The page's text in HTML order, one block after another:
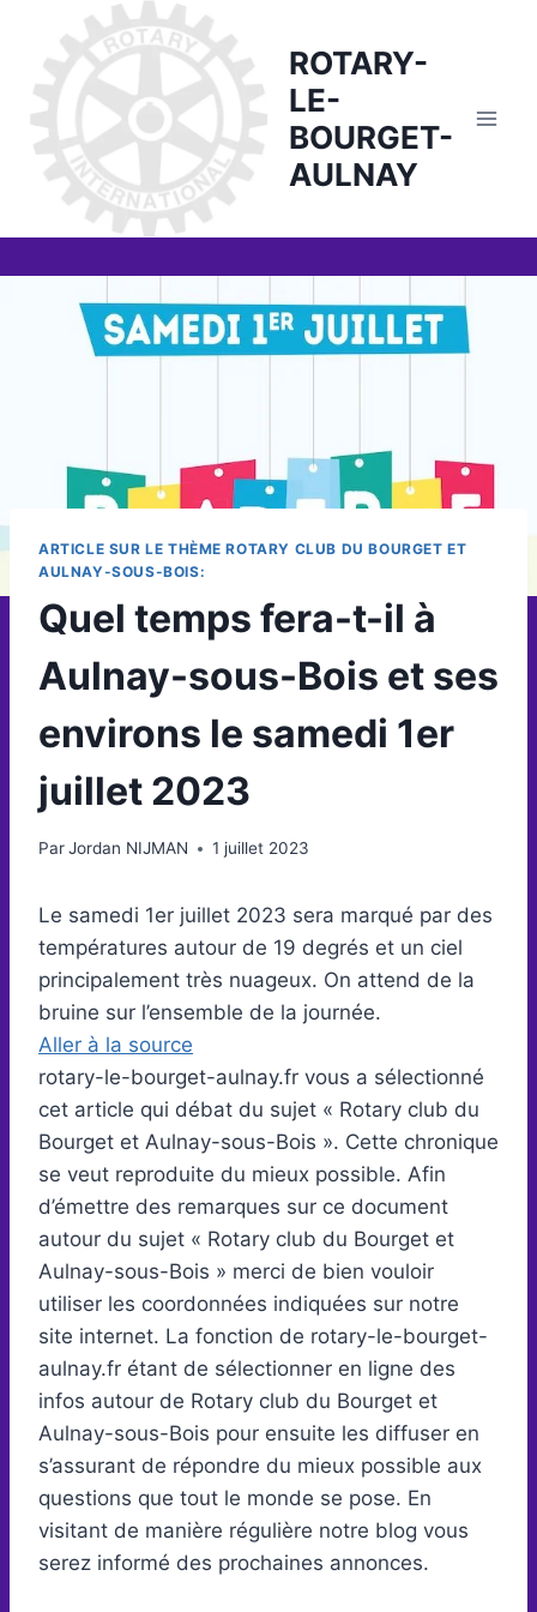
content
ROTARY-
LE-
BOURGET-
AULNAY
ARTICLE SUR LE THÈME ROTARY CLUB DU BOURGET ET
AULNAY-SOUS-BOIS:
Quel temps fera-t-il à
Aulnay-sous-Bois et ses
environs le samedi 1er
juillet 2023
ParJordan NIJMAN 1 juillet 2023
Le samedi 1er juillet 2023 sera marqué par des
températures autour de 19 degrés et un ciel
principalement très nuageux. On attend de la
bruine sur l’ensemble de la journée.
Aller à la source
rotary-le-bourget-aulnay.fr vous a sélectionné
cet article qui débat du sujet « Rotary club du
Bourget et Aulnay-sous-Bois ». Cette chronique
se veut reproduite du mieux possible. Afin
d’émettre des remarques sur ce document
autour du sujet « Rotary club du Bourget et
Aulnay-sous-Bois » merci de bien vouloir
utiliser les coordonnées indiquées sur notre
site internet. La fonction de rotary-le-bourget-
aulnay.fr étant de sélectionner en ligne des
infos autour de Rotary club du Bourget et
Aulnay-sous-Bois pour ensuite les diffuser en
s’assurant de répondre du mieux possible aux
questions que tout le monde se pose. En
visitant de manière régulière notre blog vous
serez informé des prochaines annonces.